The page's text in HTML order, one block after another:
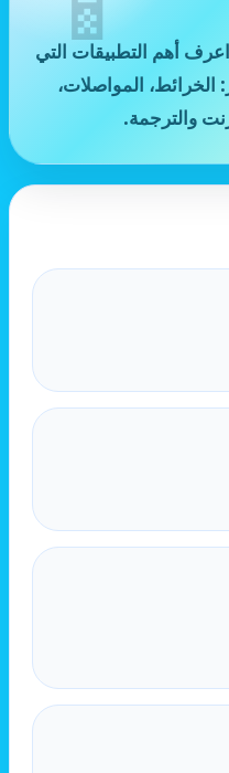
أهم التطبيقات التي
المواصلات،
والترجمة.